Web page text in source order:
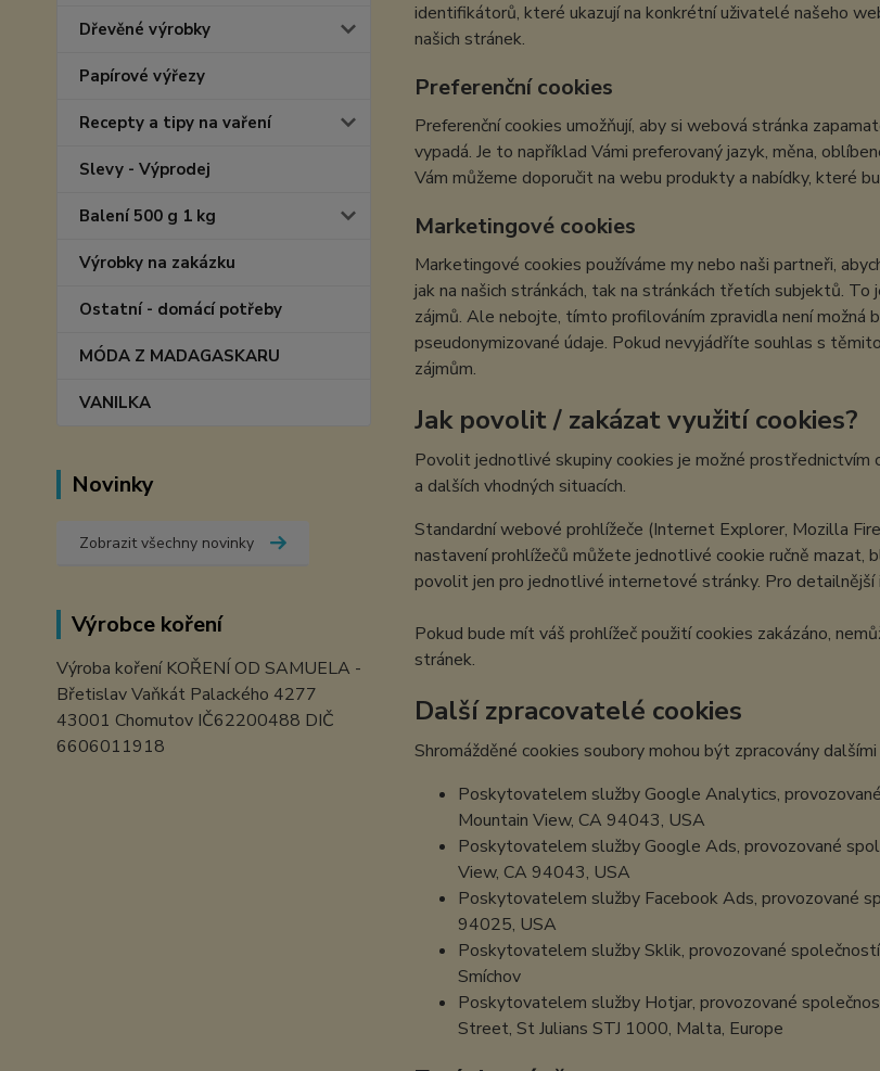
Dřevěné výrobky
Papírové výřezy
Recepty a tipy na vaření
Slevy - Výprodej
Balení 500 g 1 kg
Výrobky na zakázku
Ostatní - domácí potřeby
MÓDA Z MADAGASKARU
VANILKA
Novinky
Zobrazit všechny novinky
Výrobce koření
Výroba koření KOŘENÍ OD SAMUELA -
Břetislav Vaňkát Palackého 4277
43001 Chomutov IČ62200488 DIČ
6606011918
identifikátorů, které ukazují na konkrétní uživatelé našeho
našich stránek.
Preferenční cookies
Preferenční cookies umožňují, aby si webová stránka
vypadá. Je to například Vámi preferovaný jazyk, měna,
Vám můžeme doporučit na webu produkty a nabídky, které
Marketingové cookies
Marketingové cookies používáme my nebo naši partneři,
jak na našich stránkách, tak na stránkách třetích subjektů.
zájmů. Ale nebojte, tímto profilováním zpravidla není možná
pseudonymizované údaje. Pokud nevyjádříte souhlas s
zájmům.
Jak povolit / zakázat využití cookies?
Povolit jednotlivé skupiny cookies je možné prostřednictvím
a dalších vhodných situacích.
Standardní webové prohlížeče (Internet Explorer, Mozilla
nastavení prohlížečů můžete jednotlivé cookie ručně
povolit jen pro jednotlivé internetové stránky. Pro detailnější
Pokud bude mít váš prohlížeč použití cookies zakázáno,
stránek.
Další zpracovatelé cookies
Shromážděné cookies soubory mohou být zpracovány
Poskytovatelem služby Google Analytics,
Mountain View, CA 94043, USA
Poskytovatelem služby Google Ads, provozované
View, CA 94043, USA
Poskytovatelem služby Facebook Ads, provozované
94025, USA
Poskytovatelem služby Sklik, provozované
Smíchov
Poskytovatelem služby Hotjar, provozované
Street, St Julians STJ 1000, Malta, Europe